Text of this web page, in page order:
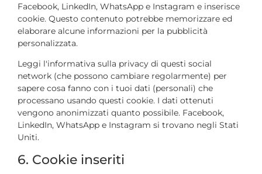
Facebook, LinkedIn, WhatsApp e Instagram e inserisce
cookie. Questo contenuto potrebbe memorizzare ed
elaborare alcune informazioni per la pubblicità
personalizzata.
Leggi l'informativa sulla privacy di questi social
network (che possono cambiare regolarmente) per
sapere cosa fanno con i tuoi dati (personali) che
processano usando questi cookie. I dati ottenuti
vengono anonimizzati quanto possibile. Facebook,
LinkedIn, WhatsApp e Instagram si trovano negli Stati
Uniti.
6. Cookie inseriti